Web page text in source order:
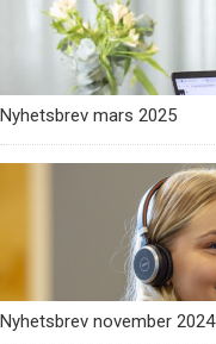
Nyhetsbrev mars 2025
Nyhetsbrev november 2024